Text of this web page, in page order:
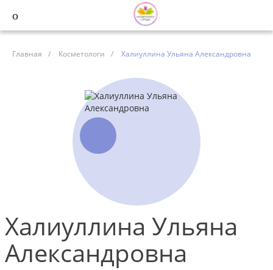
Главная / Косметологи / Халиуллина Ульяна Александровна
Халиуллина Ульяна
Александровна